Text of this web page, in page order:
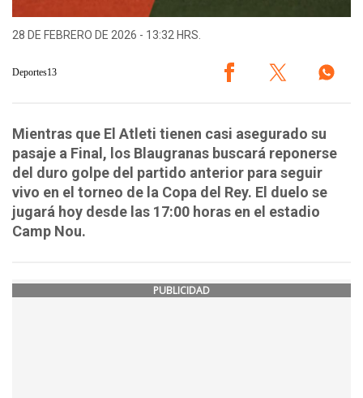
28 DE FEBRERO DE 2026 - 13:32 HRS.
Deportes13
Mientras que El Atleti tienen casi asegurado su
pasaje a Final, los Blaugranas buscará reponerse
del duro golpe del partido anterior para seguir
vivo en el torneo de la Copa del Rey. El duelo se
jugará hoy desde las 17:00 horas en el estadio
Camp Nou.
PUBLICIDAD